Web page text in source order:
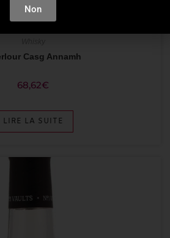
Casg Annamh
68,62€
LIRE LA SUITE
Non